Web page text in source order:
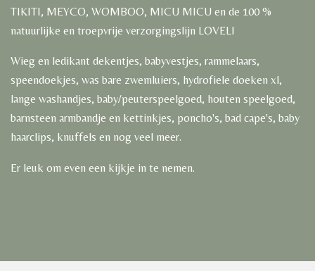
TIKITI, MEYCO, WOMBOO, MICU MICU en de 100 %
natuurlijke en troepvrije verzorgingslijn LOVELI
Wieg en ledikant dekentjes, babyvestjes, rammelaars,
speendoekjes, was bare zwemluiers, hydrofiele doeken xl,
lange washandjes, baby/peuterspeelgoed, houten speelgoed,
barnsteen armbandje en kettinkjes, poncho's, bad cape's, baby
haarclips, knuffels en nog veel meer.
Er leuk om even een kijkje in te nemen.